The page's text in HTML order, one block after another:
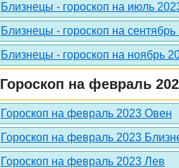
Близнецы - гороскоп на июль
Близнецы - гороскоп на сентябрь
Близнецы - гороскоп на ноябрь
Гороскоп на февраль
Гороскоп на февраль 2023 Овен
Гороскоп на февраль 2023
Гороскоп на февраль 2023 Лев